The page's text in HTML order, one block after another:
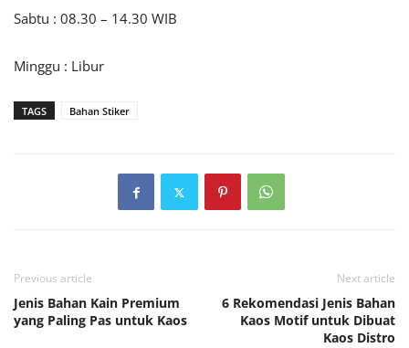
Sabtu : 08.30 – 14.30 WIB
Minggu : Libur
TAGS Bahan Stiker
Previous article
Jenis Bahan Kain Premium
yang Paling Pas untuk Kaos
Next article
6 Rekomendasi Jenis Bahan
Kaos Motif untuk Dibuat
Kaos Distro